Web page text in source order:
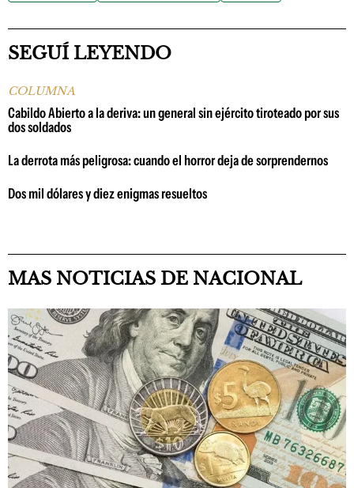
SEGUÍ LEYENDO
COLUMNA
Cabildo Abierto a la deriva: un general sin ejército tiroteado por sus
dos soldados
La derrota más peligrosa: cuando el horror deja de sorprendernos
Dos mil dólares y diez enigmas resueltos
MAS NOTICIAS DE NACIONAL